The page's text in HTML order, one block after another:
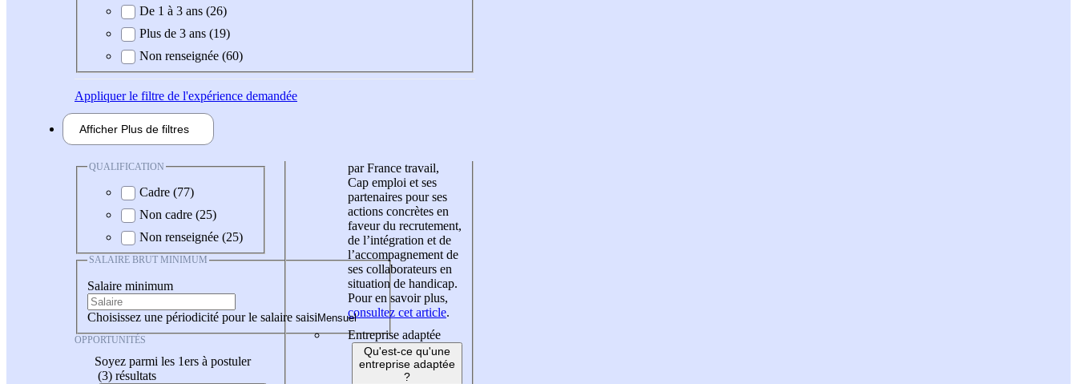
De 1 à 3 ans (26)
Plus de 3 ans (19)
Non renseignée (60)
Appliquerle filtre de l'expérience demandée
Afficher Plus de filtres
QUALIFICATION
Cadre (77)
Non cadre (25)
Non renseignée (25)
SALAIRE BRUT MINIMUM
Salaire minimum
Choisissez une périodicité pour le salaire saisi
OPPORTUNITÉS
Soyez parmi les 1ers à postuler
(3) résultats
par France travail,
Cap emploi et ses
partenaires pour ses
actions concrètes en
faveur du recrutement,
de l’intégration et de
l’accompagnement de
ses collaborateurs en
situation de handicap.
Pour en savoir plus,
consultez cet article.
Entreprise adaptée
Qu'est-ce qu'une
entreprise adaptée
?